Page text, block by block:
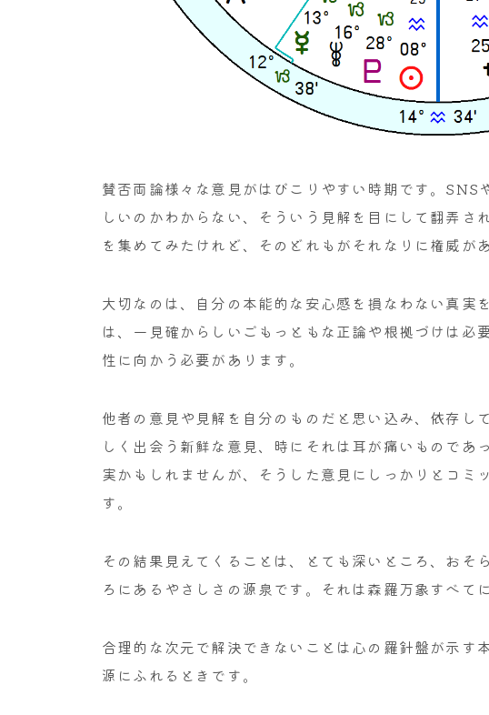
賛否両論様々な意見がはびこりやすい時期です。SNS
しいのかわからない、そういう見解を目にして翻弄さ
を集めてみたけれど、そのどれもがそれなりに権威が
大切なのは、自分の本能的な安心感を損なわない真実
は、一見確からしいごもっともな正論や根拠づけは必
性に向かう必要があります。
他者の意見や見解を自分のものだと思い込み、依存し
しく出会う新鮮な意見、時にそれは耳が痛いものであ
実かもしれませんが、そうした意見にしっかりとコミ
す。
その結果見えてくることは、とても深いところ、おそ
ろにあるやさしさの源泉です。それは森羅万象すべて
合理的な次元で解決できないことは心の羅針盤が示す
源にふれるときです。